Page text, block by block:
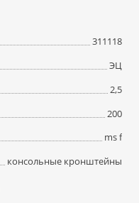
311118
ЭЦ
2,5
200
ms f
консольные кронштейны